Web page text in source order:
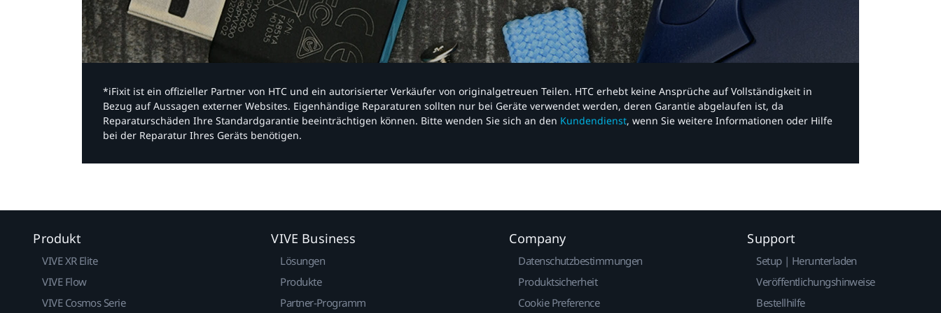
*iFixit ist ein offizieller Partner von HTC und ein autorisierter Verkäufer von originalgetreuen Teilen. HTC erhebt keine Ansprüche auf Vollständigkeit in
Bezug auf Aussagen externer Websites. Eigenhändige Reparaturen sollten nur bei Geräte verwendet werden, deren Garantie abgelaufen ist, da
Reparaturschäden Ihre Standardgarantie beeinträchtigen können. Bitte wenden Sie sich an den Kundendienst, wenn Sie weitere Informationen oder Hilfe
bei der Reparatur Ihres Geräts benötigen.​
Produkt
VIVE XR Elite
VIVE Flow
VIVE Cosmos Serie
VIVE Business
Lösungen
Produkte
Partner-Programm
Company
Datenschutzbestimmungen
Produktsicherheit
Cookie Preference
Support
Setup | Herunterladen
Veröffentlichungshinweise
Bestellhilfe